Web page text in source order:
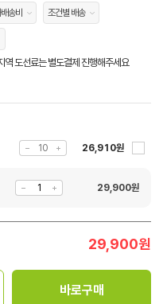
송비 조건별 배송
역 도선료는 별도결제 진행해주세요
26,910원
29,900원
29,900원
바로구매